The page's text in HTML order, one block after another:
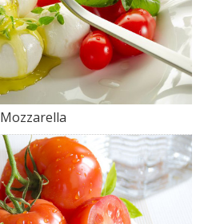
Mozzarella